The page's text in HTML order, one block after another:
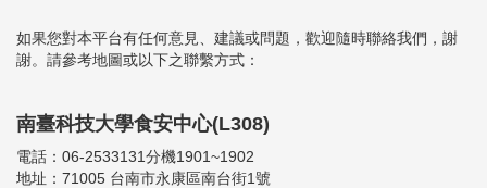
如果您對本平台有任何意見、建議或問題，歡迎隨時聯絡我們，謝
謝。請參考地圖或以下之聯繫方式：
南臺科技大學食安中心(L308)
電話：06-2533131分機1901~1902
地址：71005 台南市永康區南台街1號